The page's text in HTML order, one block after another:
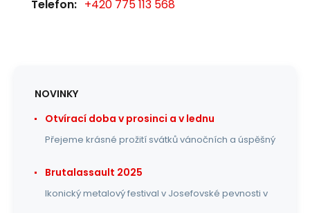
Telefon: +420 775 113 568
NOVINKY
Otvírací doba v prosinci a v lednu
Přejeme krásné prožití svátků vánočních a úspěšný
Brutalassault 2025
Ikonický metalový festival v Josefovské pevnosti v